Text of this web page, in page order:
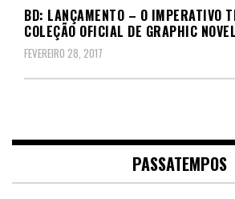
BD: LANÇAMENTO – O IMPERATIVO
COLEÇÃO OFICIAL DE GRAPHIC
FEVEREIRO 28, 2017
PASSATEMPOS